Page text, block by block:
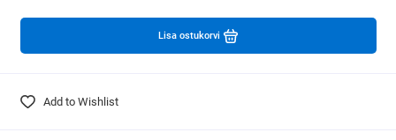
Lisa ostukorvi
Add to Wishlist